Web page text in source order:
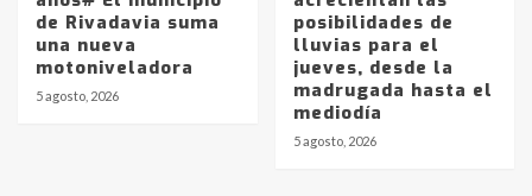
de Rivadavia suma
una nueva
motoniveladora
5 agosto, 2026
posibilidades de
lluvias para el
jueves, desde la
madrugada hasta el
mediodía
5 agosto, 2026
La Bolsa de Cereales de Bahía
Blanca anticipa que Agosto vendrá
con lluvias y heladas, en gran parte